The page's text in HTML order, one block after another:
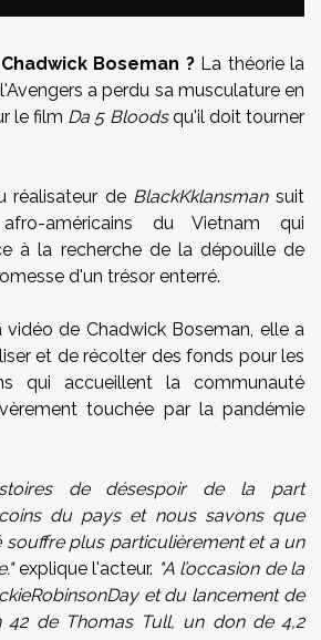
Boseman ?La théorie la
a perdu sa musculature en
le film Da 5 Bloodsqu'il doit tourner
réalisateur de BlackKklansmansuit
américains du Vietnam qui
à la recherche de la dépouille de
d'un trésor enterré.
vidéo de Chadwick Boseman, elle a
et de récolter des fonds pour les
qui accueillent la communauté
touchée par la pandémie
de désespoir de la part
du pays et nous savons que
plus particulièrement et a un
explique l'acteur. "A l’occasion de la
et du lancement de
42 de Thomas Tull, un don de 4,2